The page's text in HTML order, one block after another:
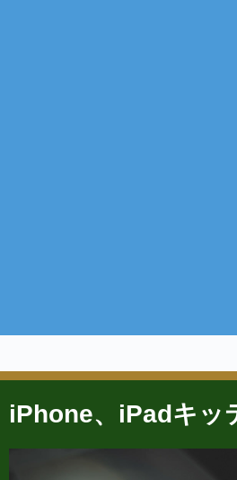
iPhone、iPadキッ